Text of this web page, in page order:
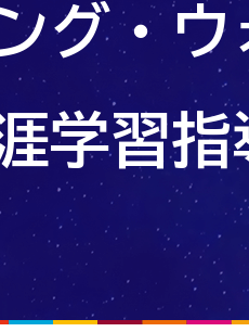
グ・ウ
学習指